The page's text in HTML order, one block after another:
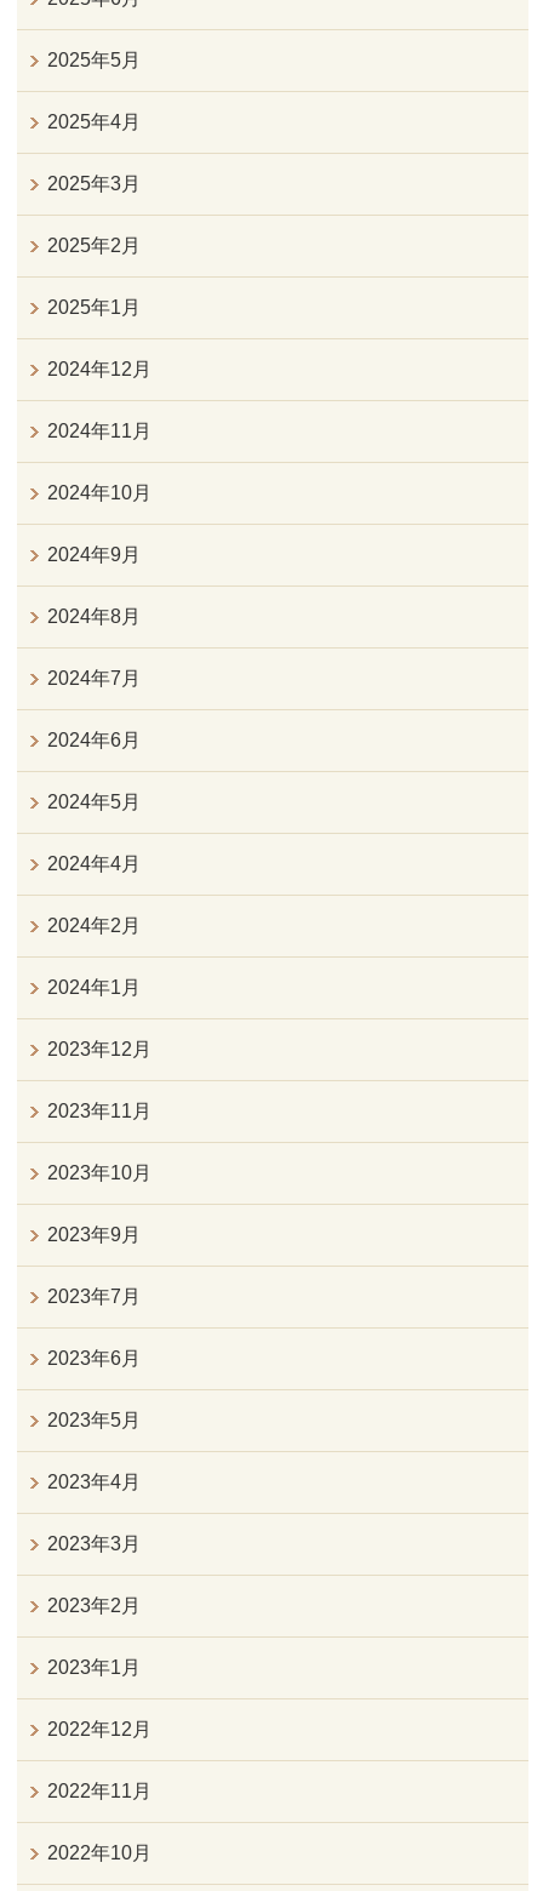
2025年5月
2025年4月
2025年3月
2025年2月
2025年1月
2024年12月
2024年11月
2024年10月
2024年9月
2024年8月
2024年7月
2024年6月
2024年5月
2024年4月
2024年2月
2024年1月
2023年12月
2023年11月
2023年10月
2023年9月
2023年7月
2023年6月
2023年5月
2023年4月
2023年3月
2023年2月
2023年1月
2022年12月
2022年11月
2022年10月